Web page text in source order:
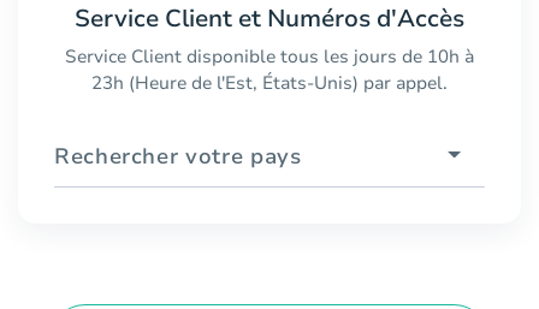
Service Client et Numéros d'Accès
Service Client disponible tous les jours de 10h à
23h (Heure de l'Est, États-Unis) par appel.
Rechercher votre pays